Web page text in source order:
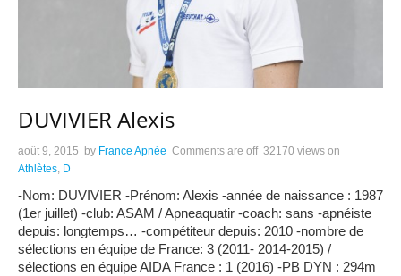
DUVIVIER Alexis
août 9, 2015 by France Apnée Comments are off 32170 views on
Athlètes, D
-Nom: DUVIVIER -Prénom: Alexis -année de naissance : 1987
(1er juillet) -club: ASAM / Apneaquatir -coach: sans -apnéiste
depuis: longtemps… -compétiteur depuis: 2010 -nombre de
sélections en équipe de France: 3 (2011- 2014-2015) /
sélections en équipe AIDA France : 1 (2016) -PB DYN : 294m